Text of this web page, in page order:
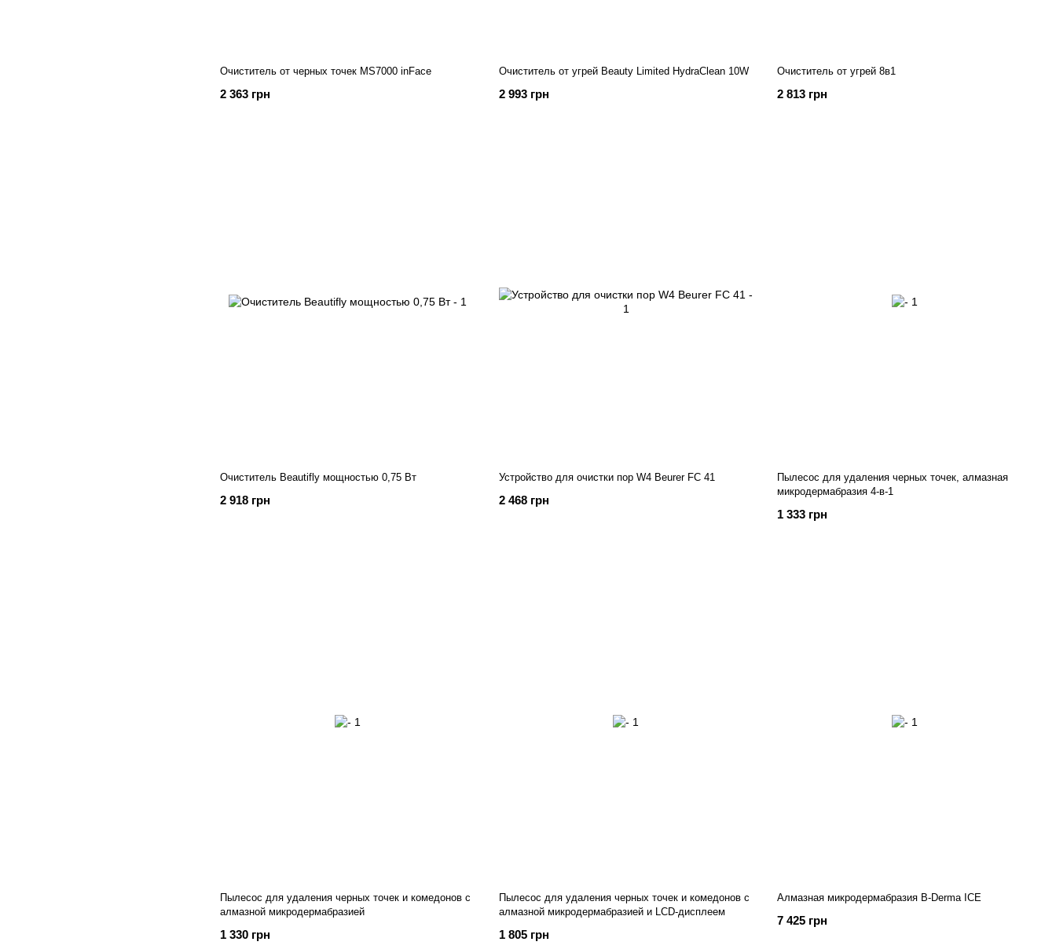
Очиститель от черных точек MS7000 inFace
2 363 грн
Очиститель от угрей Beauty Limited HydraClean 10W
2 993 грн
Очиститель от угрей 8в1
2 813 грн
Очиститель Beautifly мощностью 0,75 Вт
2 918 грн
Устройство для очистки пор W4 Beurer FC 41
2 468 грн
Пылесос для удаления черных точек, алмазная
микродермабразия 4-в-1
1 333 грн
Пылесос для удаления черных точек и комедонов с
алмазной микродермабразией
1 330 грн
Пылесос для удаления черных точек и комедонов с
алмазной микродермабразией и LCD-дисплеем
1 805 грн
Алмазная микродермабразия B-Derma ICE
7 425 грн